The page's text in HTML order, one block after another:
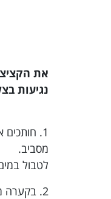
את
נגיעות
1.
מסביב.
לטבול
2.